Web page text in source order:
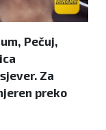
Pečuj,
Za
preko